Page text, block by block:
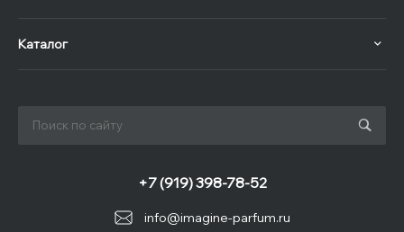
Каталог
info@imagine-parfum.ru
+7 (919) 398-78-52